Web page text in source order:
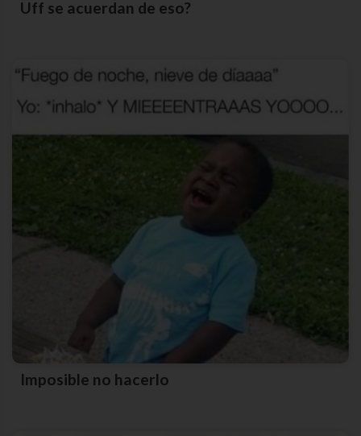
Uff se acuerdan de eso?
Imposible no hacerlo